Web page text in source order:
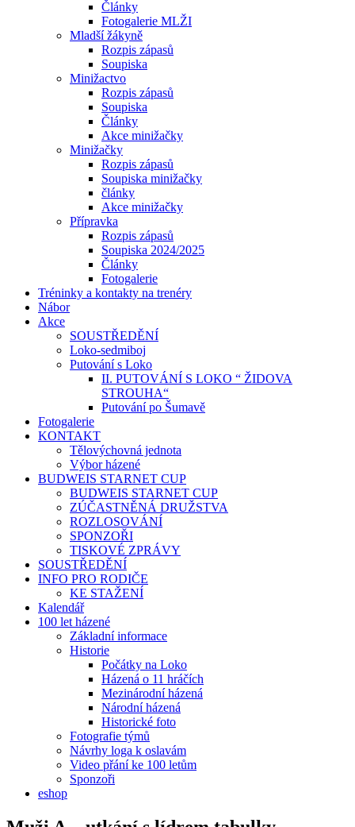
Články
Fotogalerie MLŽI
Mladší žákyně
Rozpis zápasů
Soupiska
Minižactvo
Rozpis zápasů
Soupiska
Články
Akce minižačky
Minižačky
Rozpis zápasů
Soupiska minižačky
články
Akce minižačky
Přípravka
Rozpis zápasů
Soupiska 2024/2025
Články
Fotogalerie
Tréninky a kontakty na trenéry
Nábor
Akce
SOUSTŘEDĚNÍ
Loko-sedmiboj
Putování s Loko
II. PUTOVÁNÍ S LOKO “ ŽIDOVA
STROUHA“
Putování po Šumavě
Fotogalerie
KONTAKT
Tělovýchovná jednota
Výbor házené
BUDWEIS STARNET CUP
BUDWEIS STARNET CUP
ZÚČASTNĚNÁ DRUŽSTVA
ROZLOSOVÁNÍ
SPONZOŘI
TISKOVÉ ZPRÁVY
SOUSTŘEDĚNÍ
INFO PRO RODIČE
KE STAŽENÍ
Kalendář
100 let házené
Základní informace
Historie
Počátky na Loko
Házená o 11 hráčích
Mezinárodní házená
Národní házená
Historické foto
Fotografie týmů
Návrhy loga k oslavám
Video přání ke 100 letům
Sponzoři
eshop